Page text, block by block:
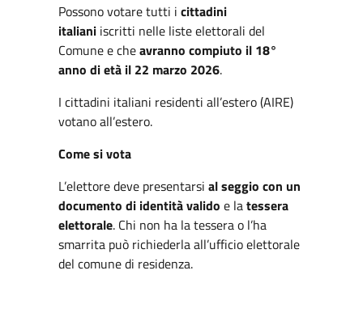
Possono votare tutti i cittadini
italiani iscritti nelle liste elettorali del
Comune e cheavranno compiuto il 18°
anno di età il 22 marzo 2026.
I cittadini italiani residenti all’estero (AIRE)
votano all’estero.
Come si vota
L’elettore deve presentarsi al seggio con un
documento di identità valido e latessera
elettorale. Chi non ha la tessera o l’ha
smarrita può richiederla all’ufficio elettorale
del comune di residenza.